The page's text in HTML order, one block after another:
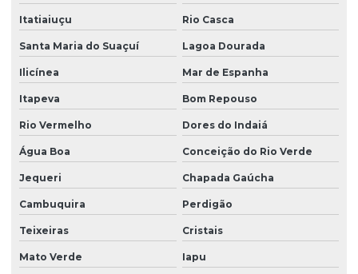
Itatiaiuçu Rio Casca
Santa Maria do Suaçuí Lagoa Dourada
Ilicínea Mar de Espanha
Itapeva Bom Repouso
Rio Vermelho Dores do Indaiá
Água Boa Conceição do Rio Verde
Jequeri Chapada Gaúcha
Cambuquira Perdigão
Teixeiras Cristais
Mato Verde Iapu